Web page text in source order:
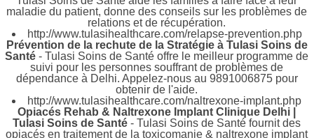
maladie du patient, donne des conseils sur les problèmes de
relations et de récupération.
http://www.tulasihealthcare.com/relapse-prevention.php
Prévention de la rechute de la Stratégie à Tulasi Soins de
Santé - Tulasi Soins de Santé offre le meilleur programme de
suivi pour les personnes souffrant de problèmes de
dépendance à Delhi. Appelez-nous au 9891006875 pour
obtenir de l'aide.
http://www.tulasihealthcare.com/naltrexone-implant.php
Opiacés Rehab & Naltrexone Implant Clinique Delhi |
Tulasi Soins de Santé - Tulasi Soins de Santé fournit des
opiacés en traitement de la toxicomanie & naltrexone implant